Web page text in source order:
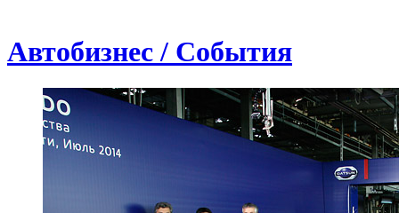
Автобизнес / События